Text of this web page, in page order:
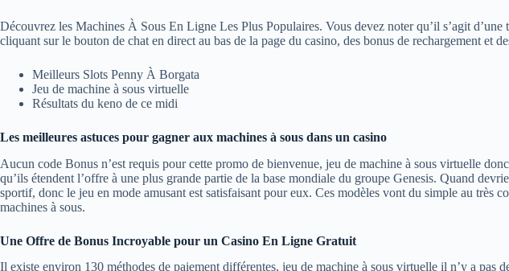
Découvrez les Machines À Sous En Ligne Les Plus Populaires. Vous devez noter qu’il s’agit
cliquant sur le bouton de chat en direct au bas de la page du casino, des bonus de rechargement et
Meilleurs Slots Penny À Borgata
Jeu de machine à sous virtuelle
Résultats du keno de ce midi
Les meilleures astuces pour gagner aux machines à sous dans un casino
Aucun code Bonus n’est requis pour cette promo de bienvenue, jeu de machine à sous virtuelle
qu’ils étendent l’offre à une plus grande partie de la base mondiale du groupe Genesis. Quand
sportif, donc le jeu en mode amusant est satisfaisant pour eux. Ces modèles vont du simple au très
machines à sous.
Une Offre de Bonus Incroyable pour un Casino En Ligne Gratuit
Il existe environ 130 méthodes de paiement différentes, jeu de machine à sous virtuelle il n’y a pas